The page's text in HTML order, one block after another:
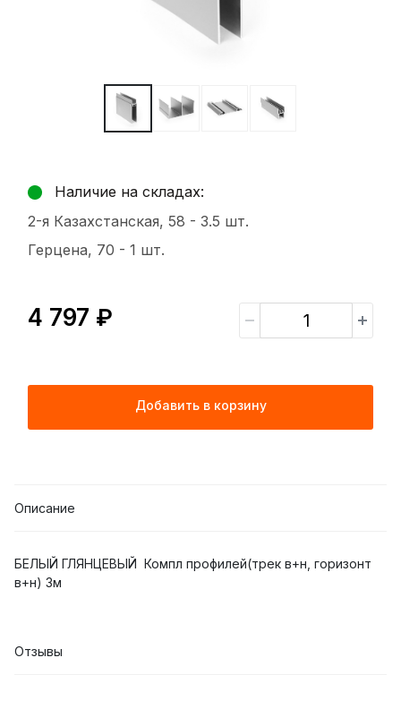
Наличие на складах:
2-я Казахстанская, 58 - 3.5 шт.
Герцена, 70 - 1 шт.
4 797 ₽
Добавить в корзину
Описание
БЕЛЫЙ ГЛЯНЦЕВЫЙ Компл профилей(трек в+н, горизонт
в+н) 3м
Отзывы